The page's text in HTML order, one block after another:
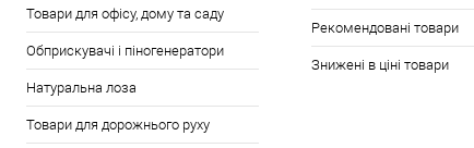
Товари для офісу, дому та саду
Обприскувачі і піногенератори
Натуральна лоза
Товари для дорожнього руху
Рекомендовані товари
Знижені в ціні товари